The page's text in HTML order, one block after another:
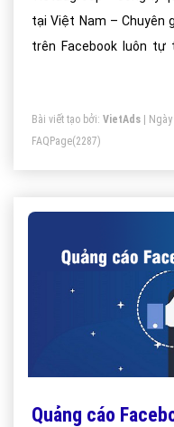
tại Việt Nam – Chuyên
trên Facebook luôn tự
Bài viết tạo bởi: VietAds |
FAQPage(2287)
Quảng cáo